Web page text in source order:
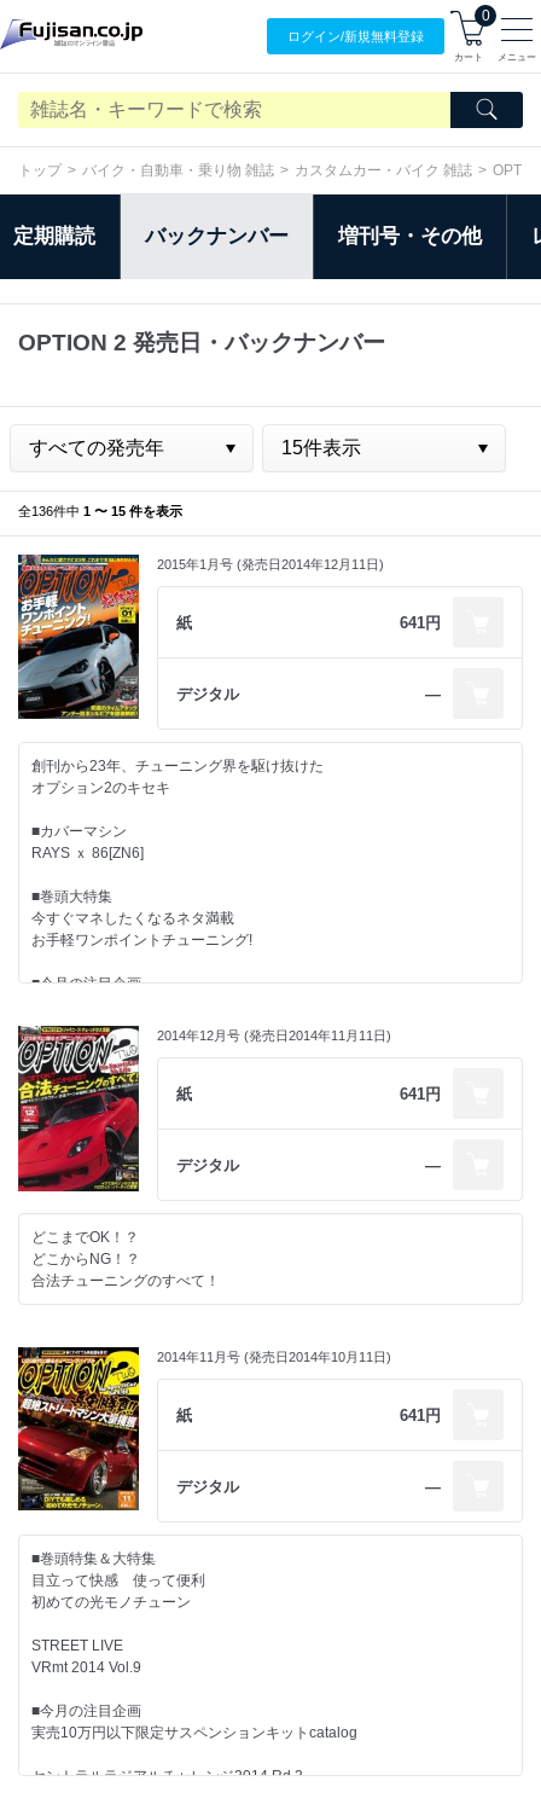
ログイン/新規無料登録
0
カート メニュー
トップ バイク・自動車・乗り物 雑誌 カスタムカー・バイク 雑誌
定期購読 バックナンバー 増刊号・その他
OPTION 2 発売日・バックナンバー
全136件中 1 〜 15 件を表示
2015年1月号 (発売日2014年12月11日)
紙 641円
デジタル ―
創刊から23年、チューニング界を駆け抜けた
オプション2のキセキ
■カバーマシン
RAYS ｘ 86[ZN6]
■巻頭大特集
今すぐマネしたくなるネタ満載
お手軽ワンポイントチューニング!
■今月の注目企画
VTEC SPECIAL
アンダー鈴木シルビア徹底解剖!
現役トップドライバー土屋武士が語る
高性能・高品質エンジンオイルの重要性!
タイムアタックシーズン直前
ウデを磨きたいなら、まずはシミュレーターに乗れ!
MARKⅡ TRIBE.VERTEX走行会
TUNING FESTA 2014
@カーショップリード(埼玉県)
■シリーズ/レギュラーコーナー
月刊 メンテナンス講座
#4 エアクリーナーの交換
Uチューンドセンサー 全国版
[CAR工房@神奈川県]
試して納得テスト&チェック
[TOMEI EXHAUST MANIFOLD]
[TERAMOTO T-REV α SYSTEM]
大好評マシンメイキング連載☆
アンダー鈴木S15
10年放置のチューンドR復活プロジェクト
BNR32 GT-R RESTORATION REPORT
走り屋GALお宅訪問
2014年12月号 (発売日2014年11月11日)
紙 641円
デジタル ―
どこまでOK！？
どこからNG！？
合法チューニングのすべて！
2014年11月号 (発売日2014年10月11日)
紙 641円
デジタル ―
■巻頭特集＆大特集
目立って快感 使って便利
初めての光モノチューン
STREET LIVE
VRmt 2014 Vol.9
■今月の注目企画
実売10万円以下限定サスペンションキットcatalog
セントラルラジアルチャレンジ2014 Rd.3